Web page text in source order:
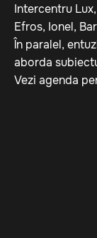
Intercentru
Efros, Ionel,
În paralel,
aborda
Vezi agenda